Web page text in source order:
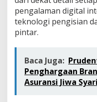
pengalaman digital
teknologi pengisian
pintar.
Baca Juga:
Penghargaan
Asuransi Jiwa